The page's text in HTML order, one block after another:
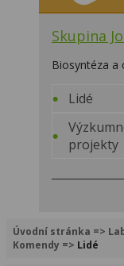
Skupina
Biosyntéza
Lidé
projekty
Úvodní stránka =>
Komendy => Lidé